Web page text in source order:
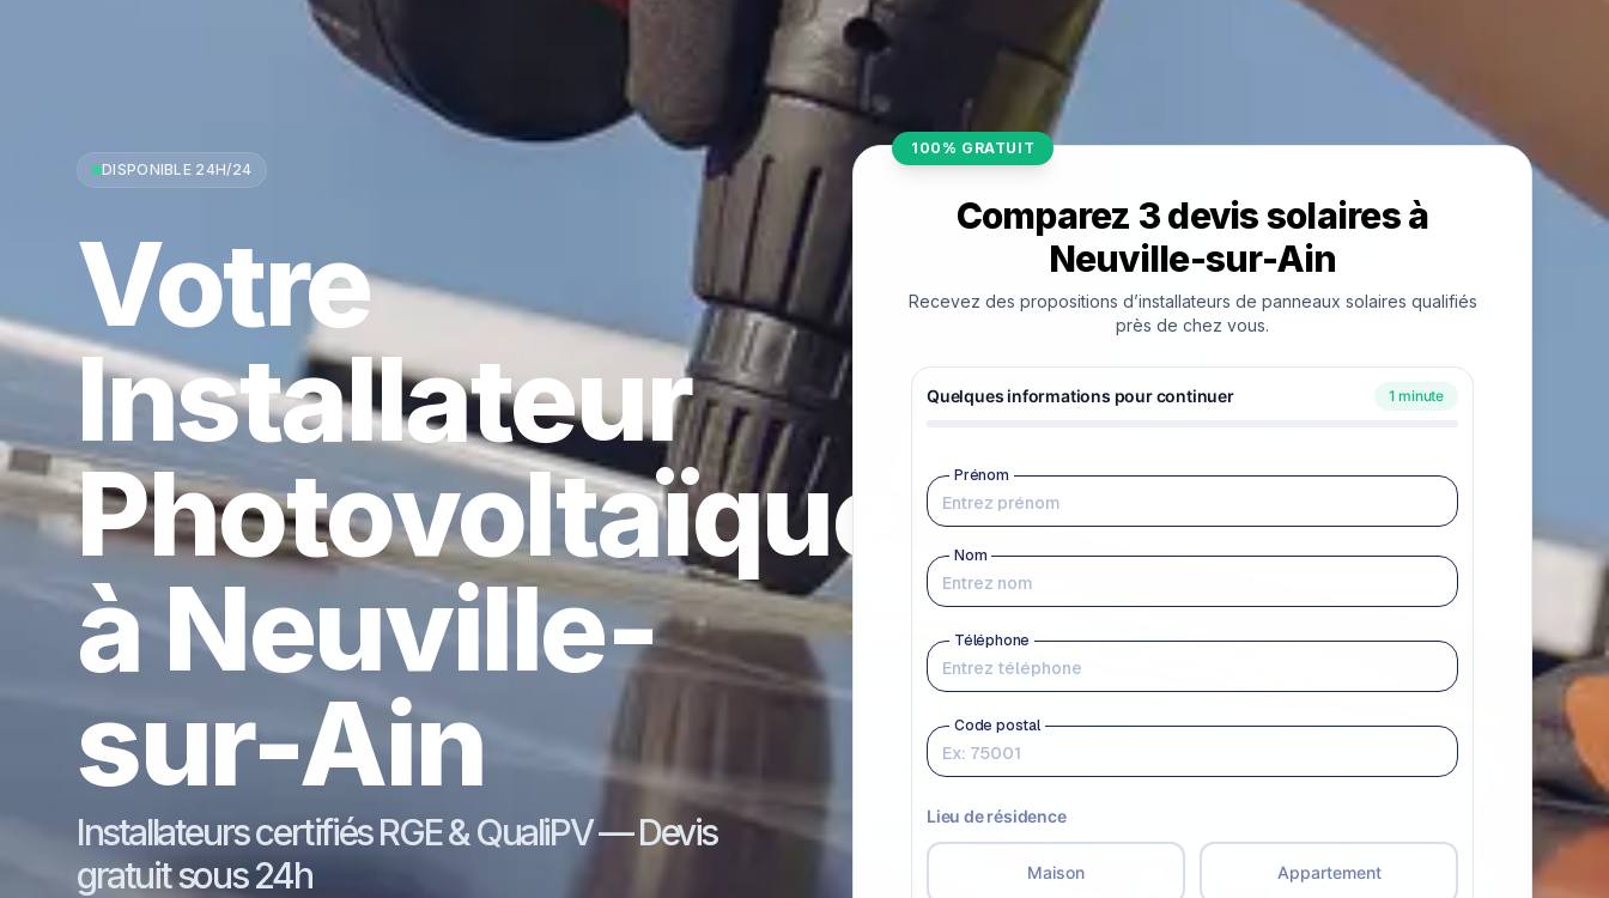
DISPONIBLE 24H/24
Votre
Installateur
Photovoltaïque
à Neuville-
sur-Ain
Installateurs certifiés RGE & QualiPV — Devis
gratuit sous 24h
100% GRATUIT
Comparez 3 devis solaires à
Neuville-sur-Ain
Recevez des propositions d’installateurs de panneaux solaires qualifiés
près de chez vous.